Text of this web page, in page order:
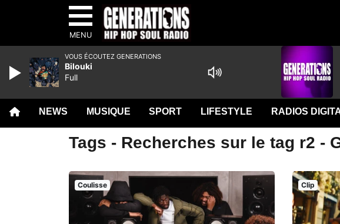
MENU
NEWS MUSIQUE SPORT LIFESTYLE RADIOS
Tags - Recherches sur le tag r2 -
Coulisse Clip
VOUS ÉCOUTEZ GENERATIONS
Bilouki
Full